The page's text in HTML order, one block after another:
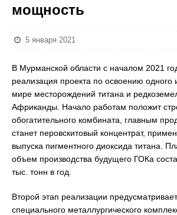
мощность
5 января 2021
В Мурманской области с началом 2021
реализация проекта по освоению одного
мире месторождений титана и
Африканды. Начало работам положит
обогатительного комбината, главным
станет перовскитовый концентрат,
выпуска пигментного диоксида титана.
объем производства будущего ГОКа
тыс. тонн в год.
Второй этап реализации
специального металлургического